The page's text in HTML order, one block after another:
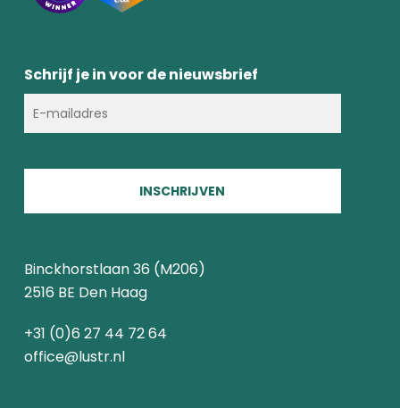
Schrijf je in voor de nieuwsbrief
INSCHRIJVEN
Binckhorstlaan 36 (M206)
2516 BE Den Haag
+31 (0)6 27 44 72 64
office@lustr.nl